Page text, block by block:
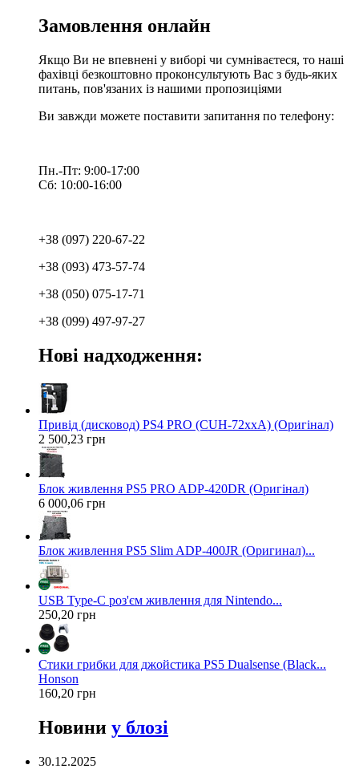
Замовлення онлайн
Якщо Ви не впевнені у виборі чи сумніваєтеся, то наші
фахівці безкоштовно проконсультують Вас з будь-яких
питань, пов'язаних із нашими пропозиціями
Ви завжди можете поставити запитання по телефону:
Пн.-Пт: 9:00-17:00
Сб: 10:00-16:00
+38 (097) 220-67-22
+38 (093) 473-57-74
+38 (050) 075-17-71
+38 (099) 497-97-27
Нові надходження:
Привід (дисковод) PS4 PRO (CUH-72xxA) (Оригінал)
2 500,23 грн
Блок живлення PS5 PRO ADP-420DR (Оригінал)
6 000,06 грн
Блок живлення PS5 Slim ADP-400JR (Оригинал)...
USB Type-C роз'єм живлення для Nintendo...
250,20 грн
Стики грибки для джойстика PS5 Dualsense (Black...
Honson
160,20 грн
Новини у блозі
30.12.2025